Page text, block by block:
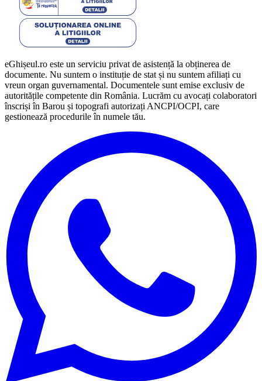
eGhișeul.ro este un serviciu privat de asistență la obținerea de
documente. Nu suntem o instituție de stat și nu suntem afiliați cu
vreun organ guvernamental. Documentele sunt emise exclusiv de
autoritățile competente din România. Lucrăm cu avocați colaboratori
înscriși în Barou și topografi autorizați ANCPI/OCPI, care
gestionează procedurile în numele tău.